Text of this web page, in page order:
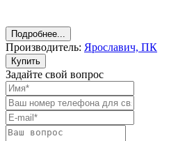
Подробнее...
Производитель: Ярославич, ПК
Купить
Задайте свой вопрос